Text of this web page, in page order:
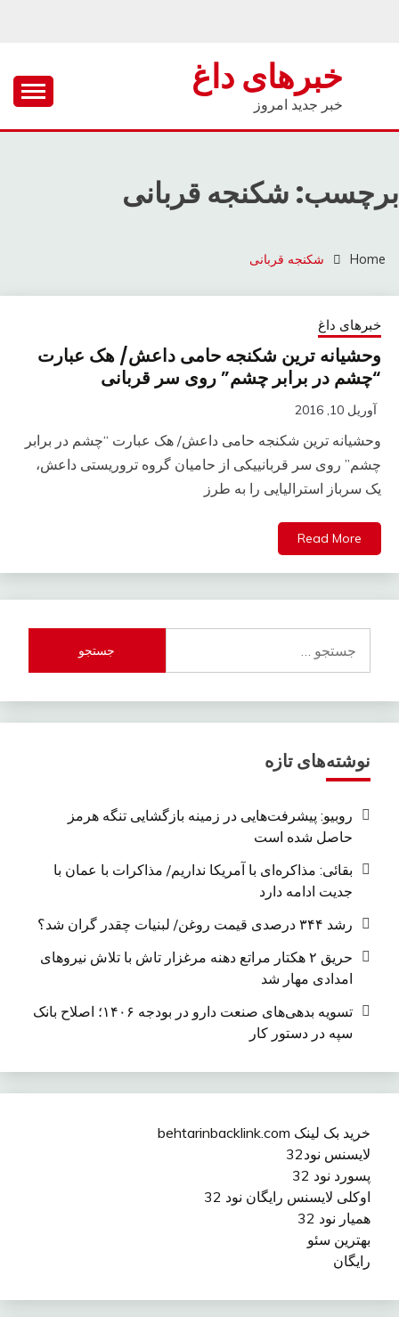
خبرهای داغ
خبر جدید امروز
برچسب: شکنجه قربانی
Home شکنجه قربانی
خبرهای داغ
وحشیانه ترین شکنجه حامی داعش/ هک عبارت
“چشم در برابر چشم” روی سر قربانی
آوریل 10, 2016
وحشیانه ترین شکنجه حامی داعش/ هک عبارت “چشم در برابر
چشم” روی سر قربانییکی از حامیان گروه تروریستی داعش،
یک سرباز استرالیایی را به طرز
Read More
برای:
نوشته‌های تازه
روبیو: پیشرفت‌هایی در زمینه بازگشایی تنگه هرمز
حاصل شده است
بقائی: مذاکره‌ای با آمریکا نداریم/ مذاکرات با عمان با
جدیت ادامه دارد
رشد ۳۴۴ درصدی قیمت روغن/ لبنیات چقدر گران شد؟
حریق ۲ هکتار مراتع دهنه مرغزار تاش با تلاش نیروهای
امدادی مهار شد
تسویه بدهی‌های صنعت دارو در بودجه ۱۴۰۶؛ اصلاح بانک
سپه در دستور کار
خرید بک لینک behtarinbacklink.com
لایسنس نود32
پسورد نود 32
اوکلی لایسنس رایگان نود 32
همیار نود 32
بهترین سئو
رایگان